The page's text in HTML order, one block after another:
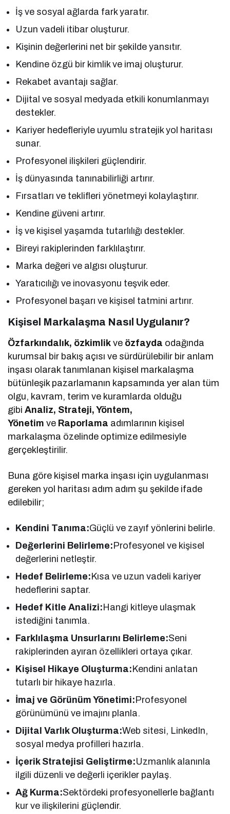
İş ve sosyal ağlarda fark yaratır.
Uzun vadeli itibar oluşturur.
Kişinin değerlerini net bir şekilde yansıtır.
Kendine özgü bir kimlik ve imaj oluşturur.
Rekabet avantajı sağlar.
Dijital ve sosyal medyada etkili konumlanmayı
destekler.
Kariyer hedefleriyle uyumlu stratejik yol haritası
sunar.
Profesyonel ilişkileri güçlendirir.
İş dünyasında tanınabilirliği artırır.
Fırsatları ve teklifleri yönetmeyi kolaylaştırır.
Kendine güveni artırır.
İş ve kişisel yaşamda tutarlılığı destekler.
Bireyi rakiplerinden farklılaştırır.
Marka değeri ve algısı oluşturur.
Yaratıcılığı ve inovasyonu teşvik eder.
Profesyonel başarı ve kişisel tatmini artırır.
Kişisel Markalaşma Nasıl Uygulanır?
Özfarkındalık, özkimlikve özfayda odağında
kurumsal bir bakış açısı ve sürdürülebilir bir anlam
inşası olarak tanımlanan kişisel markalaşma
bütünleşik pazarlamanın kapsamında yer alan tüm
olgu, kavram, terim ve kuramlarda olduğu
gibi Analiz, Strateji, Yöntem,
Yönetimve Raporlama adımlarının kişisel
markalaşma özelinde optimize edilmesiyle
gerçekleştirilir.
Buna göre kişisel marka inşası için uygulanması
gereken yol haritası adım adım şu şekilde ifade
edilebilir;
Kendini Tanıma:Güçlü ve zayıf yönlerini belirle.
Değerlerini Belirleme:Profesyonel ve kişisel
değerlerini netleştir.
Hedef Belirleme:Kısa ve uzun vadeli kariyer
hedeflerini saptar.
Hedef Kitle Analizi:Hangi kitleye ulaşmak
istediğini tanımla.
Farklılaşma Unsurlarını Belirleme:Seni
rakiplerinden ayıran özellikleri ortaya çıkar.
Kişisel Hikaye Oluşturma:Kendini anlatan
tutarlı bir hikaye hazırla.
İmaj ve Görünüm Yönetimi:Profesyonel
görünümünü ve imajını planla.
Dijital Varlık Oluşturma:Web sitesi, LinkedIn,
sosyal medya profilleri hazırla.
İçerik Stratejisi Geliştirme:Uzmanlık alanınla
ilgili düzenli ve değerli içerikler paylaş.
Ağ Kurma:Sektördeki profesyonellerle bağlantı
kur ve ilişkilerini güçlendir.